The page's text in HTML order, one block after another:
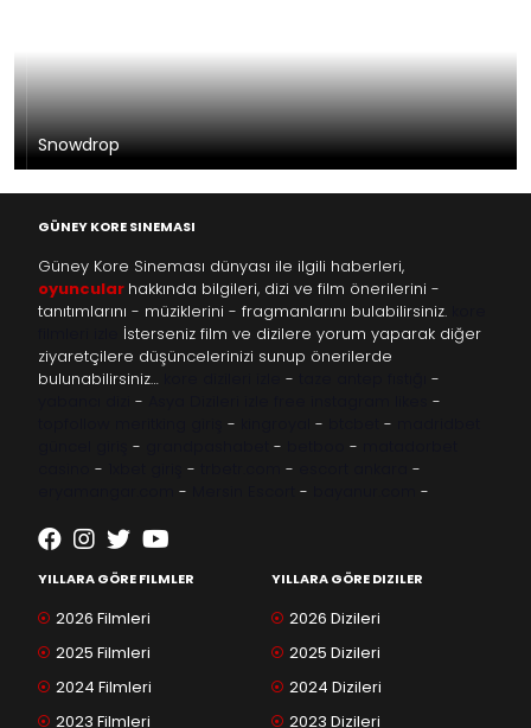
Snowdrop
GÜNEY KORE SINEMASI
Güney Kore Sineması dünyası ile ilgili haberleri,
oyuncular hakkında bilgileri, dizi ve film önerilerini -
tanıtımlarını - müziklerini - fragmanlarını bulabilirsiniz.
İsterseniz film ve dizilere yorum yaparak diğer
ziyaretçilere düşüncelerinizi sunup önerilerde
bulunabilirsiniz…
-
-
-
-
- - -
- - -
- - -
-
- - -
YILLARA GÖRE FILMLER
2026 Filmleri
2025 Filmleri
2024 Filmleri
2023 Filmleri
YILLARA GÖRE DIZILER
2026 Dizileri
2025 Dizileri
2024 Dizileri
2023 Dizileri